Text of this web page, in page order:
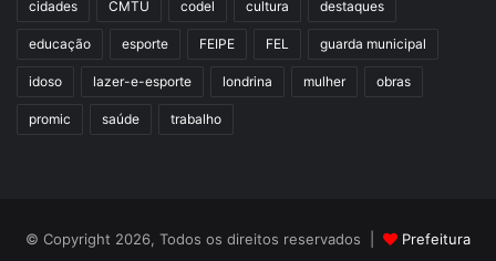
cidades CMTU codel cultura destaques
educação esporte FEIPE FEL guarda municipal
idoso lazer-e-esporte londrina mulher obras
promic saúde trabalho
© Copyright 2026, Todos os direitos reservados | Prefeitura